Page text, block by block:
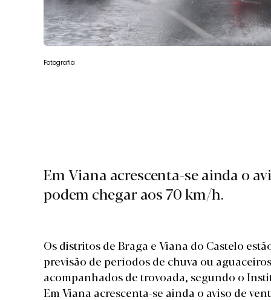
Fotografia
Em Viana acrescenta-se ainda o
podem chegar aos 70 km/h.
Os distritos de Braga e Viana do Castelo
previsão de períodos de chuva ou
acompanhados de trovoada, segundo o
Em Viana acrescenta-se ainda o aviso de